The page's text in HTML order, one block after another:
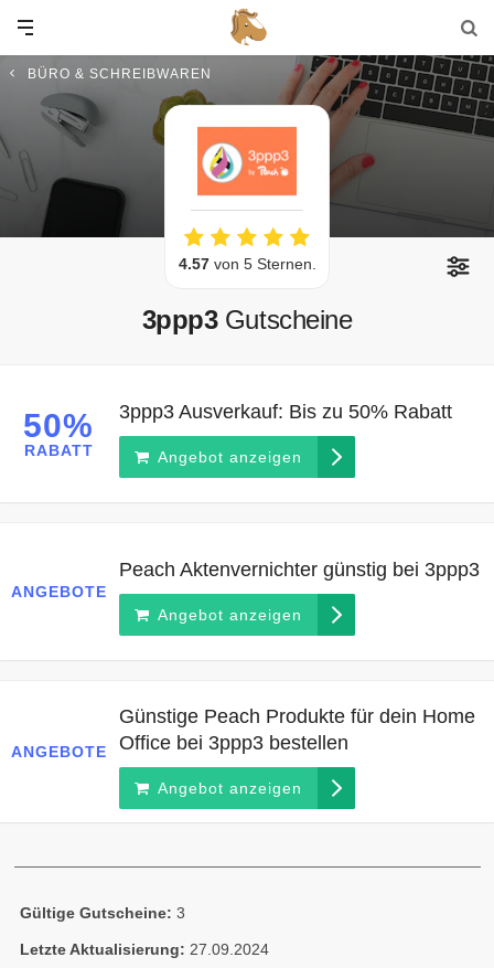
BÜRO & SCHREIBWAREN
4.57von 5 Sternen.
3ppp3 Gutscheine
50%
RABATT
3ppp3 Ausverkauf: Bis zu 50% Rabatt
Angebot anzeigen
ANGEBOTE
Peach Aktenvernichter günstig bei 3ppp3
Angebot anzeigen
ANGEBOTE
Günstige Peach Produkte für dein Home
Office bei 3ppp3 bestellen
Angebot anzeigen
Gültige Gutscheine: 3
Letzte Aktualisierung: 27.09.2024